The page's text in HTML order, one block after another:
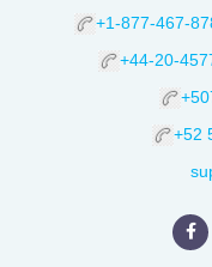
+1-877-467-
+44-20-
+52